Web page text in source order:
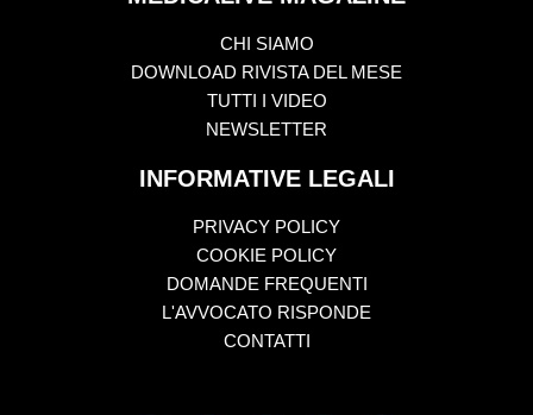
CHI SIAMO
DOWNLOAD RIVISTA DEL MESE
TUTTI I VIDEO
NEWSLETTER
INFORMATIVE LEGALI
PRIVACY POLICY
COOKIE POLICY
DOMANDE FREQUENTI
L'AVVOCATO RISPONDE
CONTATTI